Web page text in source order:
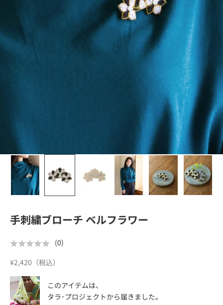
手刺繍ブローチ ベルフラワー
★★★★★
★★★★★ (0)
セール価格
¥2,420（税込）
このアイテムは、
タラ･プロジェクトから届きました。